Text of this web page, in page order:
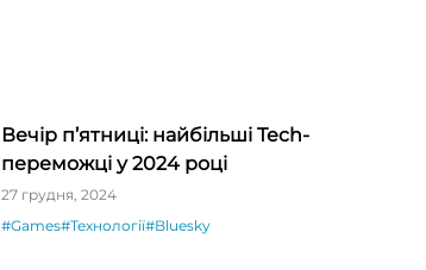
Вечір п’ятниці: найбільші Tech-
переможці у 2024 році
27 грудня, 2024
#Games#Технології#Bluesky